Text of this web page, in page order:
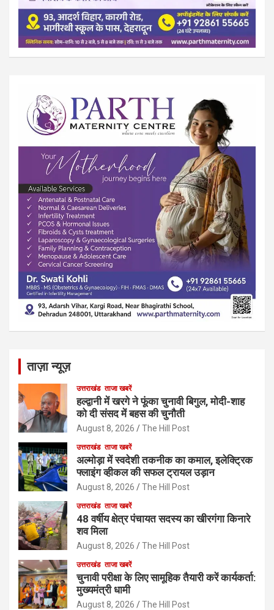
ताज़ा न्यूज़
उत्तराखंड ताजा खबरें
हल्द्वानी में खरगे ने फूंका चुनावी बिगुल, मोदी-शाह
को दी संसद में बहस की चुनौती
August 8, 2026 The Hill Post
उत्तराखंड ताजा खबरें
अल्मोड़ा में स्वदेशी तकनीक का कमाल, इलेक्ट्रिक
फ्लाइंग व्हीकल की सफल ट्रायल उड़ान
August 8, 2026 The Hill Post
उत्तराखंड ताजा खबरें
48 वर्षीय क्षेत्र पंचायत सदस्य का खीरगंगा किनारे
शव मिला
August 8, 2026 The Hill Post
उत्तराखंड ताजा खबरें
चुनावी परीक्षा के लिए सामूहिक तैयारी करें कार्यकर्ता:
मुख्यमंत्री धामी
August 8, 2026 The Hill Post